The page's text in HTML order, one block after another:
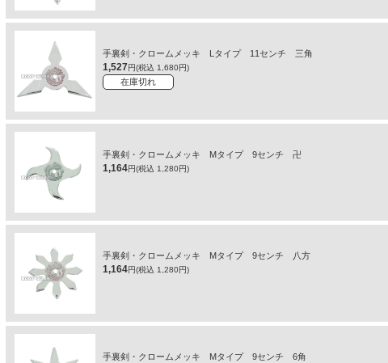
手裏剣・クロームメッキ Lタイプ 11センチ 三角
1,527円(税込 1,680円)
在庫切れ
手裏剣・クロームメッキ Mタイプ 9センチ 卍
1,164円(税込 1,280円)
手裏剣・クロームメッキ Mタイプ 9センチ 八方
1,164円(税込 1,280円)
手裏剣・クロームメッキ Mタイプ 9センチ 6角